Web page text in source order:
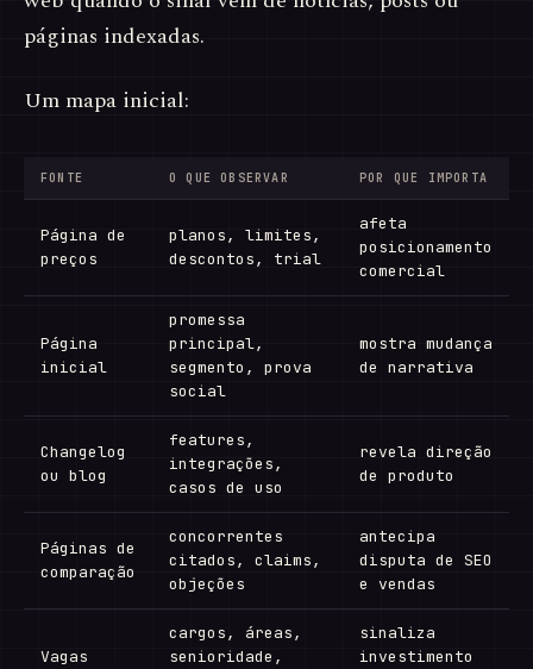
páginas indexadas.
Um mapa inicial:
FONTE O QUE OBSERVAR POR QUE IMPORTA
Página de
preços
planos, limites,
descontos, trial
afeta
posicionamento
comercial
Página
inicial
promessa
principal,
segmento, prova
social
mostra mudança
de narrativa
Changelog
ou blog
features,
integrações,
casos de uso
revela direção
de produto
Páginas de
comparação
concorrentes
citados, claims,
objeções
antecipa
disputa de SEO
e vendas
Vagas
cargos, áreas,
senioridade,
sinaliza
investimento